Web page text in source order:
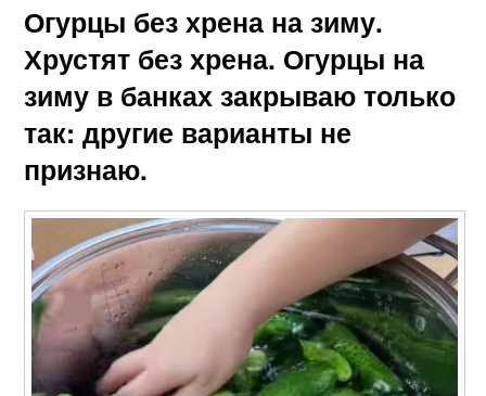
Огурцы без хрена на зиму.
Хрустят без хрена. Огурцы на
зиму в банках закрываю только
так: другие варианты не
признаю.